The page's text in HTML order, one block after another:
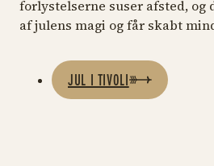
forlystelserne suser afsted, og
af julens magi og får skabt
JUL I TIVOLI